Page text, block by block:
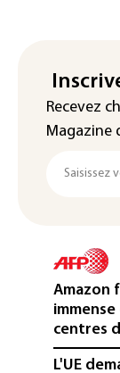
Recevez
Magazine
Amazon
centres
L'UE